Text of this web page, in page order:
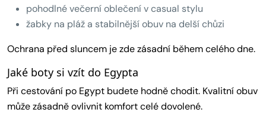
pohodlné večerní oblečení v casual stylu
žabky na pláž a stabilnější obuv na delší chůzi
Ochrana před sluncem je zde zásadní během celého dne.
Jaké boty si vzít do Egypta
Při cestování po Egypt budete hodně chodit. Kvalitní obuv
může zásadně ovlivnit komfort celé dovolené.